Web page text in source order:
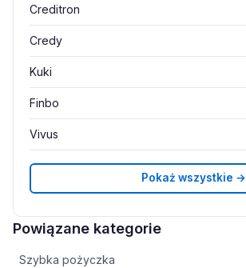
Creditron
Credy
Kuki
Finbo
Vivus
Pokaż wszystkie →
Powiązane kategorie
Szybka pożyczka